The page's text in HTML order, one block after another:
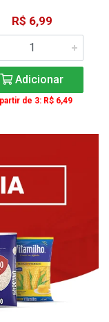
R$ 6,99
Adicionar
de 3: R$ 6,49